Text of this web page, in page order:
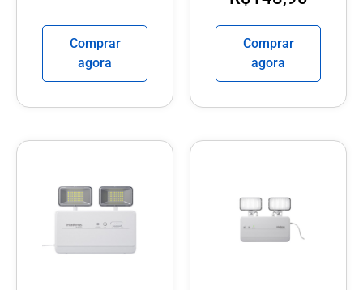
Comprar
agora
Comprar
agora